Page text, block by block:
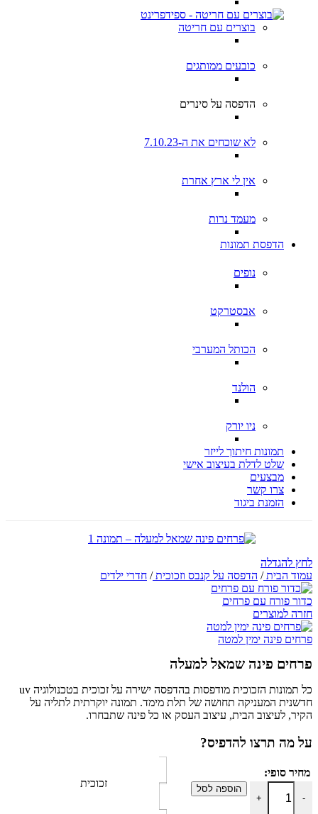
בוצרים עם חריטה
כובעים ממותגים
הדפסה על סינרים
לא שוכחים את ה-7.10.23
אין לי ארץ אחרת
מעמד נרות
הדפסת תמונות
נופים
אבסטרקט
הכותל המערבי
הולנד
ניו יורק
תמונות חיתוך לייזר
שלט לדלת בעיצוב אישי
מבצעים
צרו קשר
הזמנת ביגוד
לחץ להגדלה
עמוד הבית/ הדפסה על קנבס וזכוכית/ חדרי ילדים
כדור פורח עם פרחים
חזרה למוצרים
פרחים פינה ימין למטה
פרחים פינה שמאל למעלה
כל תמונות הזכוכית מודפסות בהדפסה ישירה על זכוכית בטכנולוגיה uv
חדשנית המעניקה תחושה של תלת מימד. תמונה יוקרתית לתליה על
הקיר, לעיצוב הבית, עיצוב העסק או כל פינה שתבחרו.
על מה תרצו להדפיס?
זכוכית
מחיר סופי:
-
כמות של פרחים פינה שמאל למעלה
+
הוספה לסל